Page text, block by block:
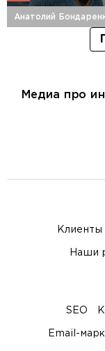
Анатолий
Медиа про
Клиенты
Наши
SEO
Email-